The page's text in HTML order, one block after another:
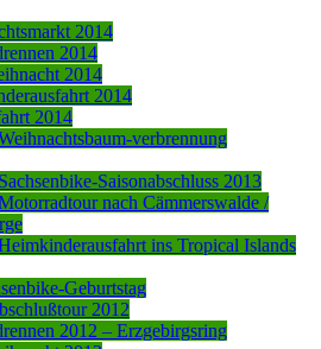
2014
2014
2014
2014
2014
verbrennung
Saisonabschluss 2013
nach Cämmerswalde /
ins Tropical Islands
Geburtstag
2012
2012 – Erzgebirgsring